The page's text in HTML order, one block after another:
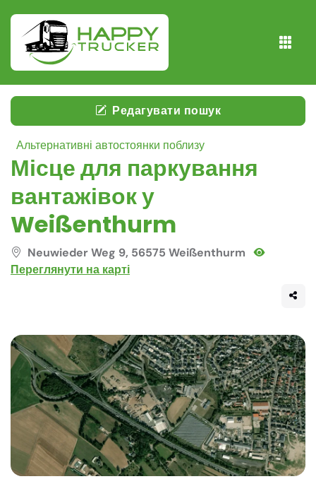
Редагувати пошук
Альтернативні автостоянки поблизу
Місце для паркування
вантажівок у
Weißenthurm
Neuwieder Weg 9, 56575 Weißenthurm
Переглянути на карті